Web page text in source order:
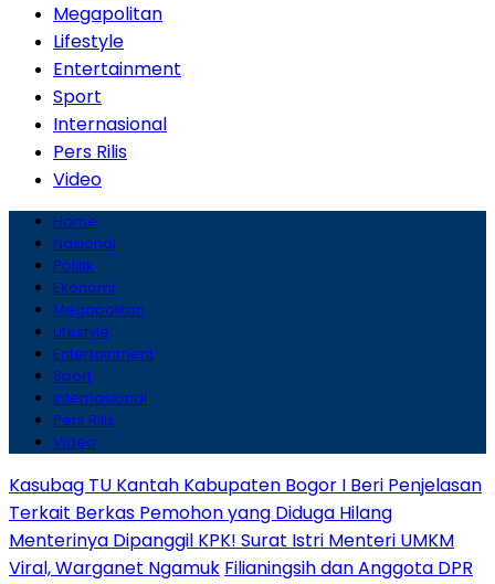
Megapolitan
Lifestyle
Entertainment
Sport
Internasional
Pers Rilis
Video
Home
Nasional
Politik
Ekonomi
Megapolitan
Lifestyle
Entertainment
Sport
Internasional
Pers Rilis
Video
Kasubag TU Kantah Kabupaten Bogor I Beri Penjelasan
Terkait Berkas Pemohon yang Diduga Hilang
Menterinya Dipanggil KPK! Surat Istri Menteri UMKM
Viral, Warganet Ngamuk Filianingsih dan Anggota DPR